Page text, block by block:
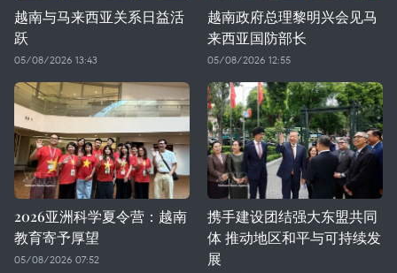
越南与马来西亚关系日益活
跃
05/08/2026 13:43
越南政府总理黎明兴会见马
来西亚国防部长
05/08/2026 12:55
2026亚洲科学夏令营：越南
教育寄予厚望
05/08/2026 07:52
携手建设团结强大东盟共同
体 推动地区和平与可持续发
展